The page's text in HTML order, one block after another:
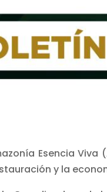
Esencia
y la